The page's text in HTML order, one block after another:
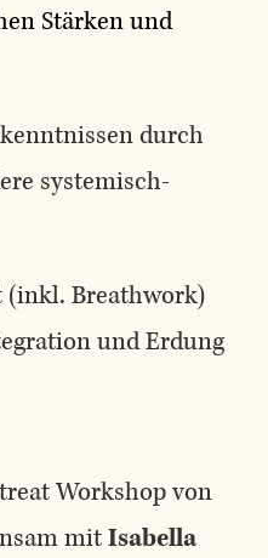
Stärken und
durch
systemisch-
Breathwork)
und Erdung
Workshop von
mitIsabella